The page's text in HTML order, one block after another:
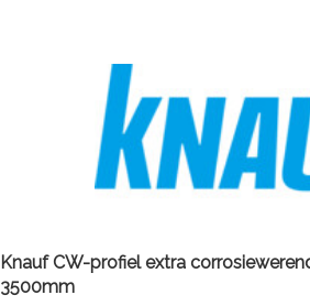
Knauf CW-profiel extra
3500mm